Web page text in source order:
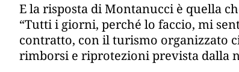
E la risposta di Montanucci è quella
“Tutti i giorni, perché lo faccio, mi
contratto, con il turismo organizzato
rimborsi e riprotezioni prevista dalla